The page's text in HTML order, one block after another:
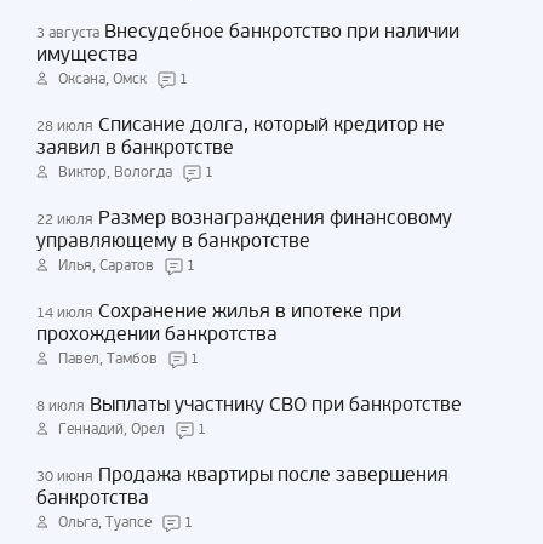
3 августа Внесудебное банкротство при наличии
имущества
Оксана, Омск 1
28 июля Списание долга, который кредитор не
заявил в банкротстве
Виктор, Вологда 1
22 июля Размер вознаграждения финансовому
управляющему в банкротстве
Илья, Саратов 1
14 июля Сохранение жилья в ипотеке при
прохождении банкротства
Павел, Тамбов 1
8 июля Выплаты участнику СВО при банкротстве
Геннадий, Орел 1
30 июня Продажа квартиры после завершения
банкротства
Ольга, Туапсе 1